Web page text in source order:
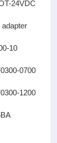
24VDC
adapter
200-10
0700
1200